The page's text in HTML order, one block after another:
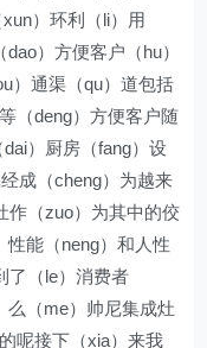
）环利（li）用
）方便客户（hu）
）通渠（qu）道包括
（deng）方便客户随
）厨房（fang）设
成（cheng）为越来
作（zuo）为其中的佼
性能（neng）和人性
了（le）消费者
么（me）帅尼集成灶
呢接下（xia）来我